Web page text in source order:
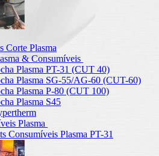
Corte Plasma
& Consumíveis
Plasma PT-31 (CUT 40)
Plasma SG-55/AG-60 (CUT-60)
Plasma P-80 (CUT 100)
Plasma S45
Plasma
Consumíveis Plasma PT-31